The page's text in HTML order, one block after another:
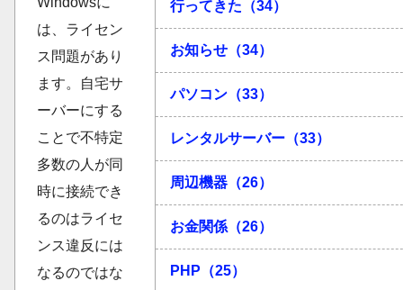
は、ライセン
ス問題があり
ます。自宅サ
ーバーにする
ことで不特定
多数の人が同
時に接続でき
るのはライセ
ンス違反には
なるのではな
行ってきた（34）
お知らせ（34）
パソコン（33）
レンタルサーバー（33）
周辺機器（26）
お金関係（26）
PHP（25）